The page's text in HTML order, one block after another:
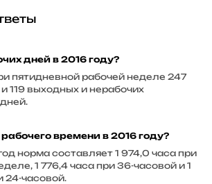
дней в 2016 году?
пятидневной рабочей неделе 247
119 выходных и нерабочих
времени в 2016 году?
норма составляет 1 974,0 часа при
1 776,4 часа при 36-часовой и 1
24-часовой.